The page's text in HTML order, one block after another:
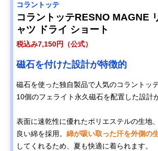
コラントッテ
コラントッテRESNO MAGNE
ャツ ドライ ショート
税込み7,150円（公式）
磁石を付けた設計が特徴的
磁石を使った独自製品で人気のコラントッ
10個のフェライト永久磁石を配置した設計
表面に速乾性に優れたポリエステルの生地
良い綿を採用。 綿が吸い取った汗を外側の
してくれるため、夏も快適に着られます。